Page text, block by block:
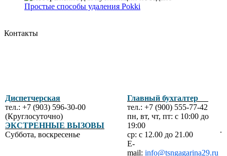
Простые способы удаления Pokki
Контакты
Диспетчерская
тел.: +7 (903) 596-30-00
(Круглосуточно)
ЭКСТРЕННЫЕ ВЫЗОВЫ
Суббота, воскресенье
Главный бухгалтер
тел.: +7 (900) 555-77-42
пн, вт, чт, пт: с 10:00 до
19:00
ср: с 12.00 до 21.00
E-
mail: info@tsngagarina29.ru
.